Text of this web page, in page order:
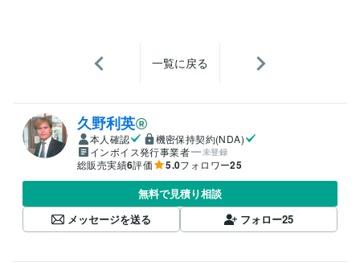
一覧に戻る
久野利英
本人確認
機密保持契約(NDA)
インボイス発行事業者
未登録
総販売実績6評価 5.0フォロワー25
無料で見積り相談
メッセージを送る
フォロー25